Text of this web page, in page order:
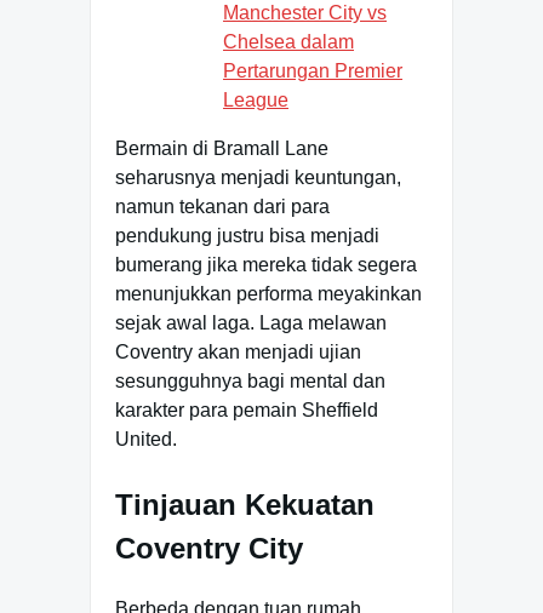
Manchester City vs
Chelsea dalam
Pertarungan Premier
League
Bermain di Bramall Lane
seharusnya menjadi keuntungan,
namun tekanan dari para
pendukung justru bisa menjadi
bumerang jika mereka tidak segera
menunjukkan performa meyakinkan
sejak awal laga. Laga melawan
Coventry akan menjadi ujian
sesungguhnya bagi mental dan
karakter para pemain Sheffield
United.
Tinjauan Kekuatan
Coventry City
Berbeda dengan tuan rumah,